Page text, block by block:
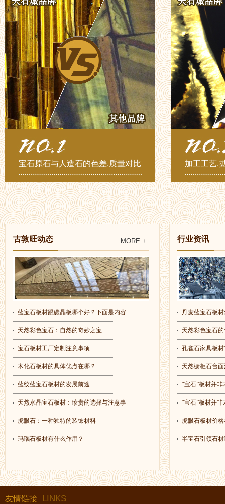
宝石原石与人造石的色差.质量对比 加工工艺.
MORE +
古敦旺动态
蓝宝石板材跟碳晶板哪个好？下面是内容
天然彩色宝石：自然的奇妙之宝
宝石板材工厂定制注意事项
木化石板材的具体优点在哪？
蓝纹蓝宝石板材的发展前途
天然水晶宝石板材：珍贵的选择与注意事
虎眼石：一种独特的装饰材料
玛瑙石板材有什么作用？
行业资讯
丹麦蓝宝石板
天然彩色宝石
孔雀石家具板
天然橱柜石台
“宝石”板材并非
“宝石”板材并非
虎眼石板材价
半宝石引领石
友情链接 LINKS